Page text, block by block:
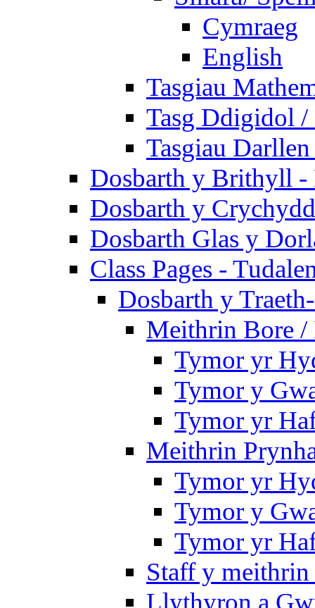
Cymraeg
English
Tasgiau
Tasg Ddigidol
Tasgiau
Dosbarth y Brithyll
Dosbarth y
Dosbarth Glas y
Class Pages -
Dosbarth y
Meithrin Bore
Tymor yr
Tymor y
Tymor yr
Meithrin
Tymor yr
Tymor y
Tymor yr
Staff y
Llythyron a